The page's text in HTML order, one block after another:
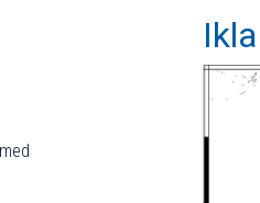
alammenüü
alammenüü